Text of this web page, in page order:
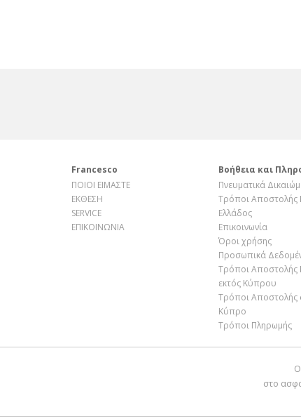
Francesco
ΠΟΙΟΙ ΕΙΜΑΣΤΕ
ΕΚΘΕΣΗ
SERVICE
ΕΠΙΚΟΙΝΩΝΙΑ
Βοήθεια και
Πνευματικά
Τρόποι Αποστολής
Ελλάδος
Επικοινωνία
Όροι χρήσης
Προσωπικά
Τρόποι Αποστολής
εκτός Κύπρου
Τρόποι Αποστολής
Κύπρο
Τρόποι Πληρωμής
στο